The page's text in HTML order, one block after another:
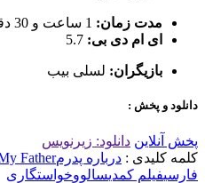
مدت زمان: 1 ساعت و 30 دقیقه
ای ام دی بی: 5.7
بازیگران: لسلی بیب
دانلود و پخش :
پخش آنلاین دانلود: زیرنویس
کلمه کلیدی : درباره پدرمFather
فارسیفیلم کمدیسالووخواستگاری